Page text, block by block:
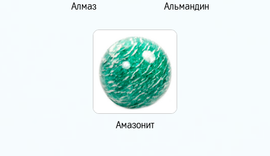
Алмаз Альмандин
Амазонит